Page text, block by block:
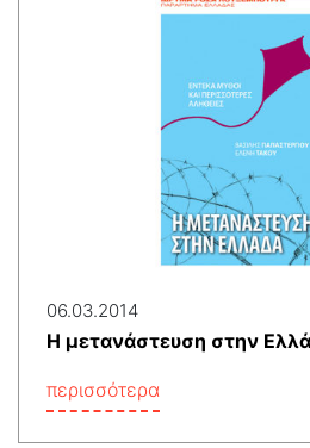
06.03.2014
Η μετανάστευση στην
περισσότερα